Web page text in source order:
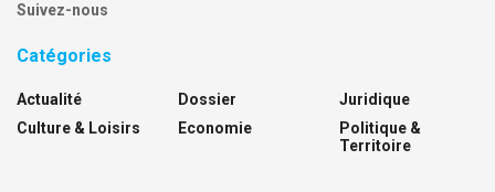
Suivez-nous
Catégories
Actualité
Culture & Loisirs
Dossier
Economie
Juridique
Politique &
Territoire